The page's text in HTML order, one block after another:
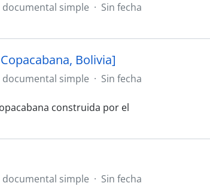
documental simple · Sin fecha
Bolivia]
documental simple · Sin fecha
construida por el
documental simple · Sin fecha